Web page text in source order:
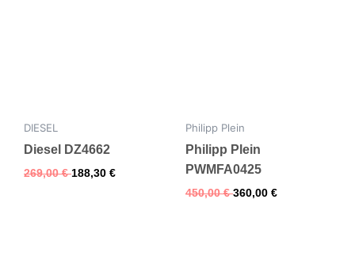
DIESEL
Diesel DZ4662
269,00€ 188,30 €
Philipp Plein
Philipp Plein
PWMFA0425
450,00€ 360,00 €